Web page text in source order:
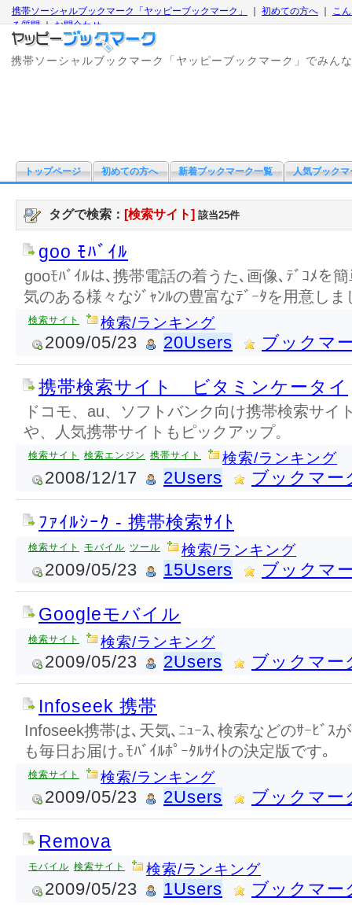
携帯ソーシャルブックマーク「ヤッピーブックマーク」 初めての方へ
こ
る質問｜お問合わせ
携帯ソーシャルブックマーク「ヤッピーブックマーク」でみん
トップページ 初めての方へ 新着ブックマーク一覧 人気ブックマ
タグで検索： [検索サイト] 該当25件
goo ﾓﾊﾞｲﾙ
gooﾓﾊﾞｲﾙは､携帯電話の着うた､画像､ﾃﾞｺﾒを
気のある様々なｼﾞｬﾝﾙの豊富なﾃﾞｰﾀを用意しま
検索サイト 検索/ランキング
2009/05/23 20Users ブックマ
携帯検索サイト ビタミンケータイ
ドコモ、au、ソフトバンク向け携帯検索サイ
や、人気携帯サイトもピックアップ。
検索サイト 検索エンジン 携帯サイト 検索/ランキング
2008/12/17 2Users ブックマー
ﾌｧｲﾙｼｰｸ - 携帯検索ｻｲﾄ
検索サイト モバイル ツール 検索/ランキング
2009/05/23 15Users ブックマ
Googleモバイル
検索サイト 検索/ランキング
2009/05/23 2Users ブックマー
Infoseek 携帯
Infoseek携帯は､天気､ﾆｭｰｽ､検索などのｻｰﾋﾞｽ
も毎日お届け｡ﾓﾊﾞｲﾙﾎﾟｰﾀﾙｻｲﾄの決定版です｡
検索サイト 検索/ランキング
2009/05/23 2Users ブックマー
Remova
モバイル 検索サイト 検索/ランキング
2009/05/23 1Users ブックマー